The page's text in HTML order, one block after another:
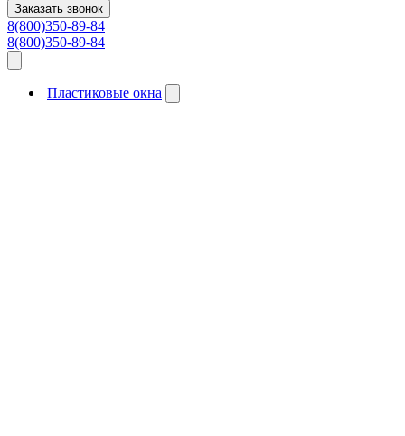
Заказать звонок
8(800)350-89-84
8(800)350-89-84
Пластиковые окна